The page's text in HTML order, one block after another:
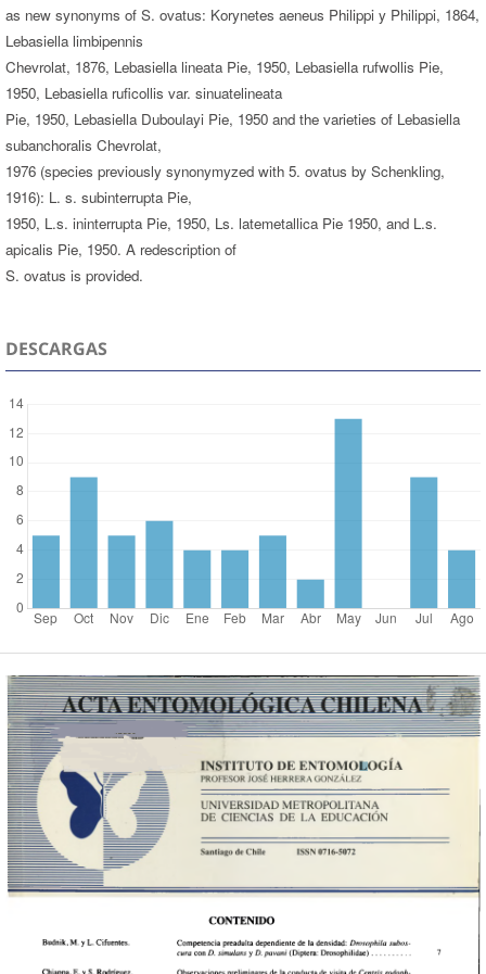
as new synonyms of S. ovatus: Korynetes aeneus Philippi y Philippi, 1864,
Lebasiella limbipennis
Chevrolat, 1876, Lebasiella lineata Pie, 1950, Lebasiella rufwollis Pie,
1950, Lebasiella ruficollis var. sinuatelineata
Pie, 1950, Lebasiella Duboulayi Pie, 1950 and the varieties of Lebasiella
subanchoralis Chevrolat,
1976 (species previously synonymyzed with 5. ovatus by Schenkling,
1916): L. s. subinterrupta Pie,
1950, L.s. ininterrupta Pie, 1950, Ls. latemetallica Pie 1950, and L.s.
apicalis Pie, 1950. A redescription of
S. ovatus is provided.
DESCARGAS